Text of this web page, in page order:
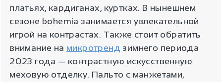
платьях, кардиганах, куртках. В нынешнем
сезоне bohemia занимается увлекательной
игрой на контрастах. Также стоит обратить
внимание на микротренд зимнего периода
2023 года — контрастную искусственную
меховую отделку. Пальто с манжетами,